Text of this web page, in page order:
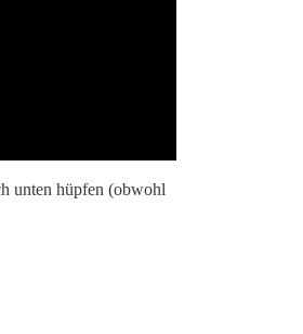
unten hüpfen (obwohl